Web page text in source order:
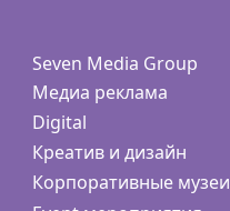
Seven Media Group
Медиа реклама
Digital
Креатив и дизайн
Корпоративные музеи